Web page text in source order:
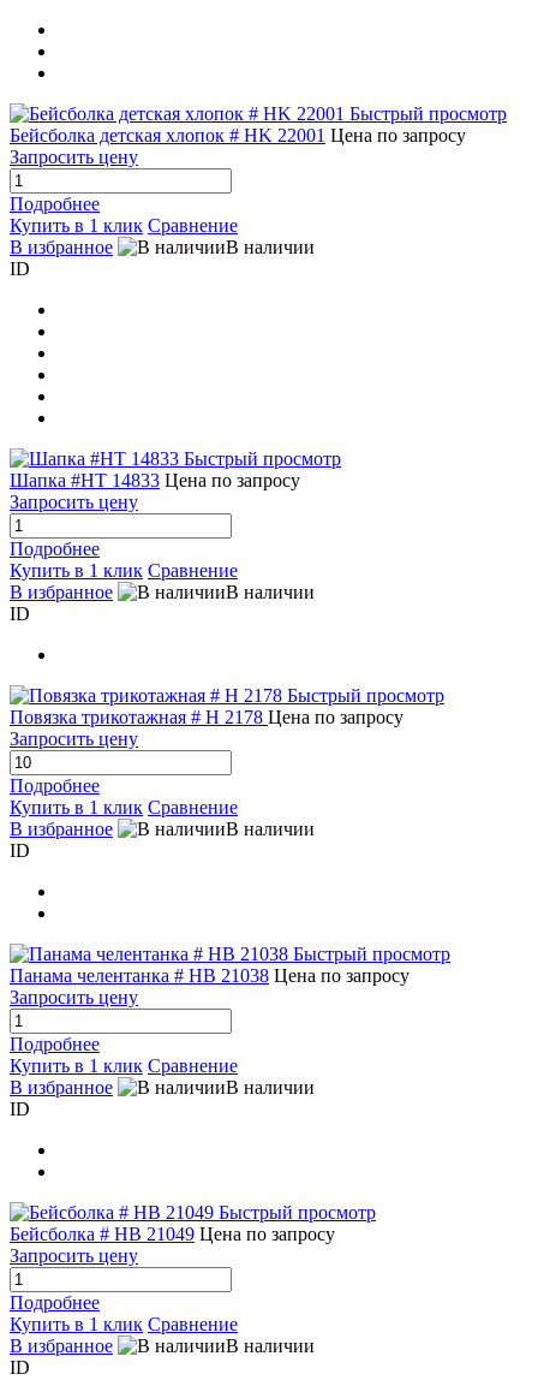
Быстрый просмотр
Бейсболка детская хлопок # HK 22001 Цена по запросу
Запросить цену
Подробнее
Купить в 1 клик Сравнение
В избранное
В наличии
ID
Быстрый просмотр
Шапка #HT 14833 Цена по запросу
Запросить цену
Подробнее
Купить в 1 клик Сравнение
В избранное
В наличии
ID
Быстрый просмотр
Повязка трикотажная # H 2178 Цена по запросу
Запросить цену
Подробнее
Купить в 1 клик Сравнение
В избранное
В наличии
ID
Быстрый просмотр
Панама челентанка # HB 21038 Цена по запросу
Запросить цену
Подробнее
Купить в 1 клик Сравнение
В избранное
В наличии
ID
Быстрый просмотр
Бейсболка # HB 21049 Цена по запросу
Запросить цену
Подробнее
Купить в 1 клик Сравнение
В избранное
В наличии
ID